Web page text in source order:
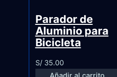
Parador de
Aluminio para
Bicicleta
S/35.00